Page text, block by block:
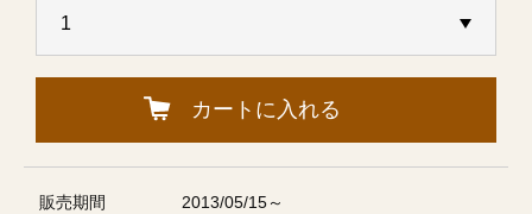
カートに入れる
販売期間
2013/05/15～